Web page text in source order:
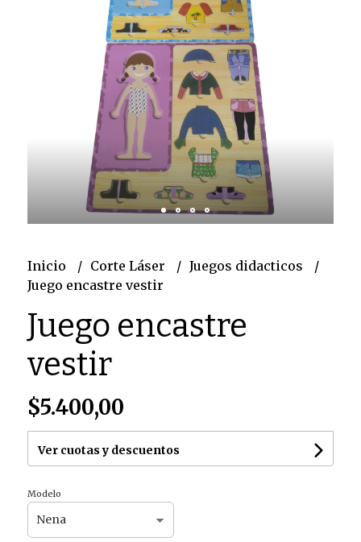
Inicio Corte Láser
Juegos didacticos
Juego encastre vestir
Juego encastre
vestir
$5.400,00
Ver cuotas y descuentos
Modelo